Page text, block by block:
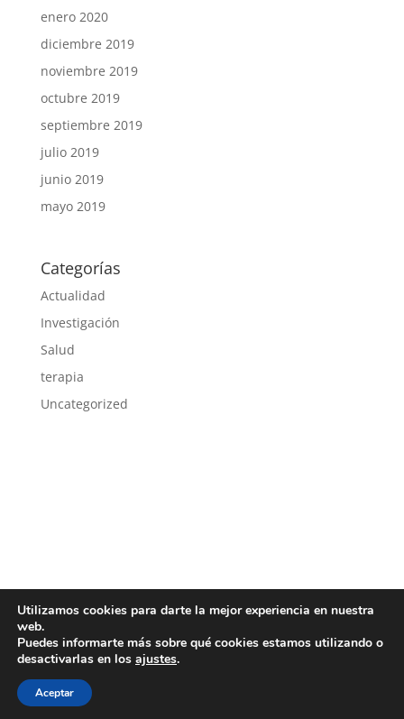
enero 2020
diciembre 2019
noviembre 2019
octubre 2019
septiembre 2019
julio 2019
junio 2019
mayo 2019
Categorías
Actualidad
Investigación
Salud
terapia
Uncategorized
Copyright 2018 Todos los derechos reservados
Utilizamos cookies para darte la mejor experiencia en nuestra
web.
Puedes informarte más sobre qué cookies estamos utilizando o
desactivarlas en los ajustes.
Aceptar